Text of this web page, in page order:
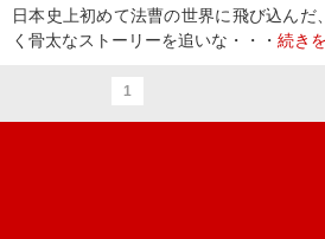
日本史上初めて法曹の世界に飛び込ん
く骨太なストーリーを追いな・・・ 続き
1